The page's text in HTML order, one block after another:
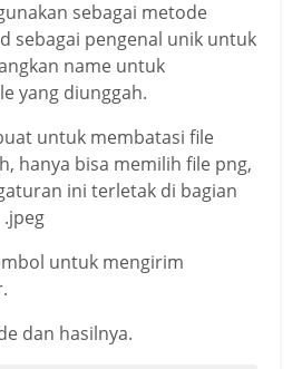
sebagai metode
sebagai pengenal unik untuk
name untuk
yang diunggah.
untuk membatasi file
hanya bisa memilih file png,
ini terletak di bagian
.jpeg
untuk mengirim
dan hasilnya.